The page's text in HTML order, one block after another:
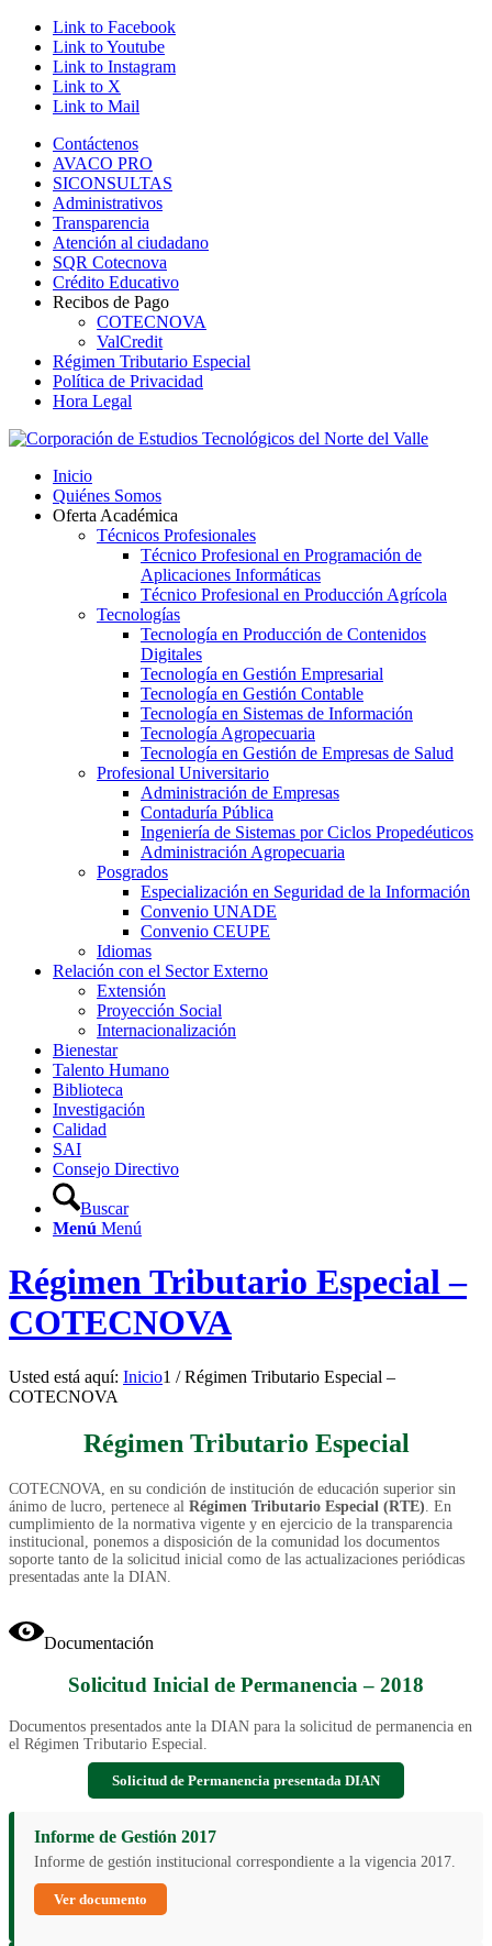
Link to Facebook
Link to Youtube
Link to Instagram
Link to X
Link to Mail
Contáctenos
AVACO PRO
SICONSULTAS
Administrativos
Transparencia
Atención al ciudadano
SQR Cotecnova
Crédito Educativo
Recibos de Pago
COTECNOVA
ValCredit
Régimen Tributario Especial
Política de Privacidad
Hora Legal
Inicio
Quiénes Somos
Oferta Académica
Técnicos Profesionales
Técnico Profesional en Programación de
Aplicaciones Informáticas
Técnico Profesional en Producción Agrícola
Tecnologías
Tecnología en Producción de Contenidos
Digitales
Tecnología en Gestión Empresarial
Tecnología en Gestión Contable
Tecnología en Sistemas de Información
Tecnología Agropecuaria
Tecnología en Gestión de Empresas de Salud
Profesional Universitario
Administración de Empresas
Contaduría Pública
Ingeniería de Sistemas por Ciclos Propedéuticos
Administración Agropecuaria
Posgrados
Especialización en Seguridad de la Información
Convenio UNADE
Convenio CEUPE
Idiomas
Relación con el Sector Externo
Extensión
Proyección Social
Internacionalización
Bienestar
Talento Humano
Biblioteca
Investigación
Calidad
SAI
Consejo Directivo
Buscar
Menú Menú
Régimen Tributario Especial –
COTECNOVA
Usted está aquí: Inicio1 / Régimen Tributario Especial –
COTECNOVA
Régimen Tributario Especial
COTECNOVA, en su condición de institución de educación superior sin
ánimo de lucro, pertenece al Régimen Tributario Especial (RTE) . En
cumplimiento de la normativa vigente y en ejercicio de la transparencia
institucional, ponemos a disposición de la comunidad los documentos
soporte tanto de la solicitud inicial como de las actualizaciones periódicas
presentadas ante la DIAN.
Documentación
Solicitud Inicial de Permanencia – 2018
Documentos presentados ante la DIAN para la solicitud de permanencia en
el Régimen Tributario Especial.
Solicitud de Permanencia presentada DIAN
Informe de Gestión 2017
Informe de gestión institucional correspondiente a la vigencia 2017.
Ver documento